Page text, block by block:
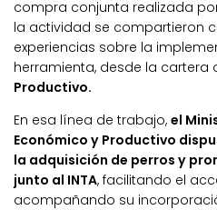
compra conjunta realizada
la actividad se compartieron
experiencias sobre la
herramienta, desde la cartera
Productivo.
En esa línea de trabajo, el
Económico y Productivo
la adquisición de perros y
junto al INTA, facilitando el
acompañando su